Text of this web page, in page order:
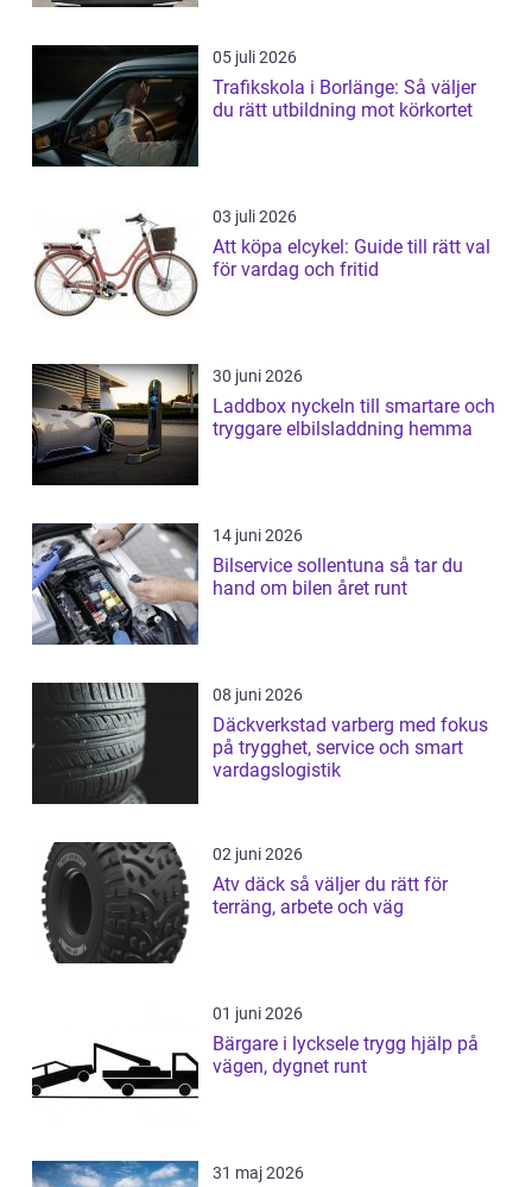
05 juli 2026
Trafikskola i Borlänge: Så väljer
du rätt utbildning mot körkortet
03 juli 2026
Att köpa elcykel: Guide till rätt val
för vardag och fritid
30 juni 2026
Laddbox nyckeln till smartare och
tryggare elbilsladdning hemma
14 juni 2026
Bilservice sollentuna så tar du
hand om bilen året runt
08 juni 2026
Däckverkstad varberg med fokus
på trygghet, service och smart
vardagslogistik
02 juni 2026
Atv däck så väljer du rätt för
terräng, arbete och väg
01 juni 2026
Bärgare i lycksele trygg hjälp på
vägen, dygnet runt
31 maj 2026